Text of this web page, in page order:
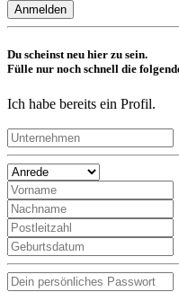
Anmelden
Du scheinst neu hier zu sein.
Fülle nur noch schnell die
Ich habe bereits ein Profil.